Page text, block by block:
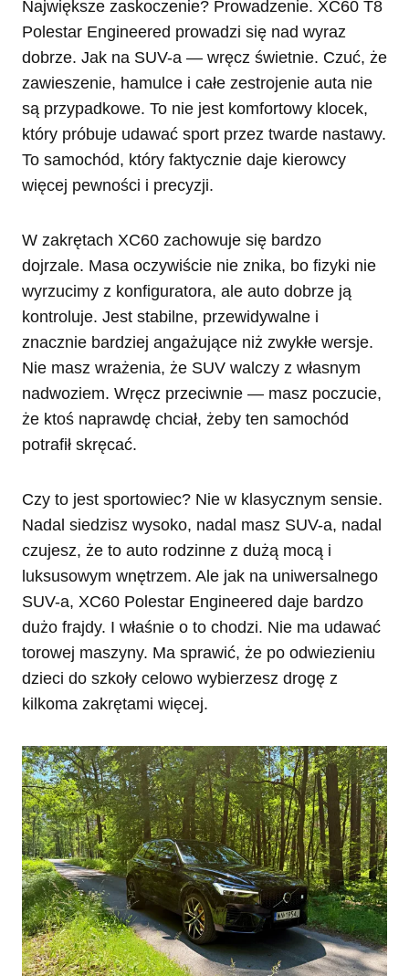
Największe zaskoczenie? Prowadzenie. XC60 T8
Polestar Engineered prowadzi się nad wyraz
dobrze. Jak na SUV-a — wręcz świetnie. Czuć, że
zawieszenie, hamulce i całe zestrojenie auta nie
są przypadkowe. To nie jest komfortowy klocek,
który próbuje udawać sport przez twarde nastawy.
To samochód, który faktycznie daje kierowcy
więcej pewności i precyzji.
W zakrętach XC60 zachowuje się bardzo
dojrzale. Masa oczywiście nie znika, bo fizyki nie
wyrzucimy z konfiguratora, ale auto dobrze ją
kontroluje. Jest stabilne, przewidywalne i
znacznie bardziej angażujące niż zwykłe wersje.
Nie masz wrażenia, że SUV walczy z własnym
nadwoziem. Wręcz przeciwnie — masz poczucie,
że ktoś naprawdę chciał, żeby ten samochód
potrafił skręcać.
Czy to jest sportowiec? Nie w klasycznym sensie.
Nadal siedzisz wysoko, nadal masz SUV-a, nadal
czujesz, że to auto rodzinne z dużą mocą i
luksusowym wnętrzem. Ale jak na uniwersalnego
SUV-a, XC60 Polestar Engineered daje bardzo
dużo frajdy. I właśnie o to chodzi. Nie ma udawać
torowej maszyny. Ma sprawić, że po odwiezieniu
dzieci do szkoły celowo wybierzesz drogę z
kilkoma zakrętami więcej.